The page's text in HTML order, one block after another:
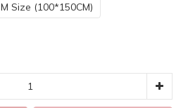
M Size (100*150CM)